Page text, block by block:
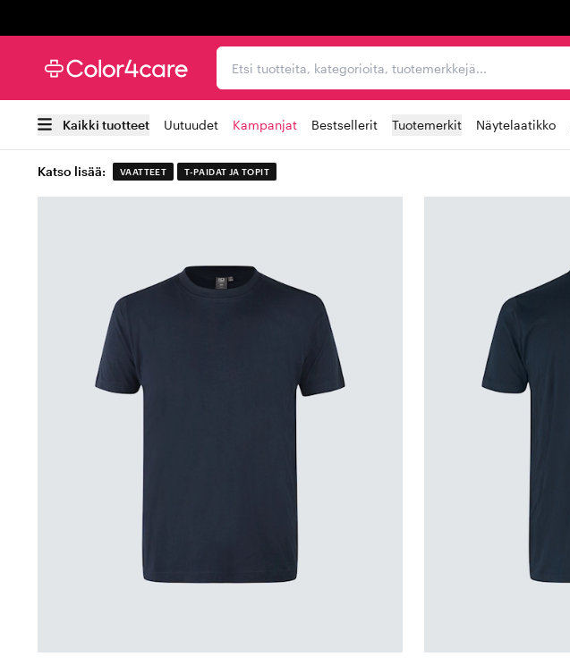
Etsi tuotteita, kategorioita, tuotemerkkejä...
Kaikki tuotteet Uutuudet Kampanjat Bestsellerit Tuotemerkit Näytelaatikko
Katso lisää: VAATTEET T-PAIDAT JA TOPIT